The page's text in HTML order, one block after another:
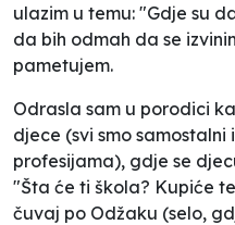
ulazim u temu: "Gdje su
da bih odmah da se
pametujem.
Odrasla sam u porodici
djece (svi smo samostalni
profesijama), gdje se
"Šta će ti škola? Kupiće
čuvaj po Odžaku (selo,